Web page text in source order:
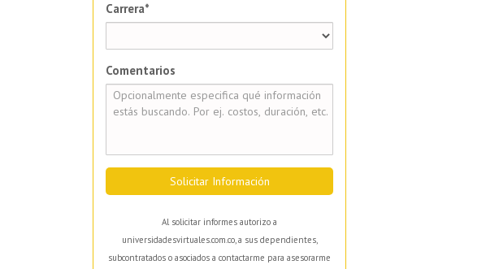
Carrera*
Comentarios
Solicitar Información
Al solicitar informes autorizo a
universidadesvirtuales.com.co, a sus dependientes,
subcontratados o asociados a contactarme para asesorarme